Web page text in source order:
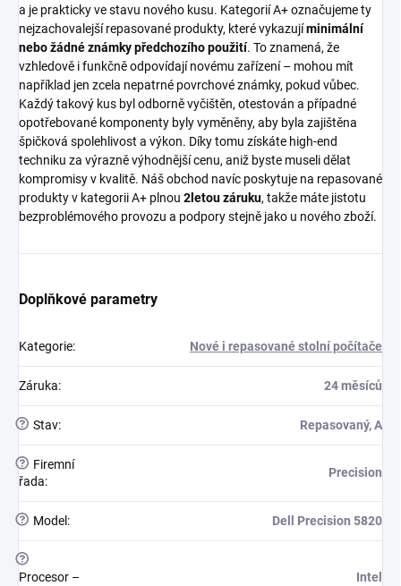
a je prakticky ve stavu nového kusu. Kategorií A+ označujeme ty
nejzachovalejší repasované produkty, které vykazujíminimální
nebo žádné známky předchozího použití. To znamená, že
vzhledově i funkčně odpovídají novému zařízení – mohou mít
například jen zcela nepatrné povrchové známky, pokud vůbec.
Každý takový kus byl odborně vyčištěn, otestován a případné
opotřebované komponenty byly vyměněny, aby byla zajištěna
špičková spolehlivost a výkon. Díky tomu získáte high-end
techniku za výrazně výhodnější cenu, aniž byste museli dělat
kompromisy v kvalitě. Náš obchod navíc poskytuje na repasované
produkty v kategorii A+ plnou 2letou záruku, takže máte jistotu
bezproblémového provozu a podpory stejně jako u nového zboží.
Doplňkové parametry
Kategorie: Nové i repasované stolní počítače
Záruka: 24 měsíců
? Stav: Repasovaný, A
?
Firemní
řada:
Precision
? Model : Dell Precision 5820
?
Procesor –
Intel